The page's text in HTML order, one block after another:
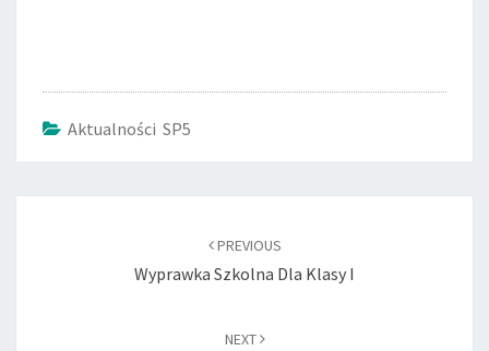
Aktualności SP5
PREVIOUS
Wyprawka Szkolna Dla Klasy I
NEXT